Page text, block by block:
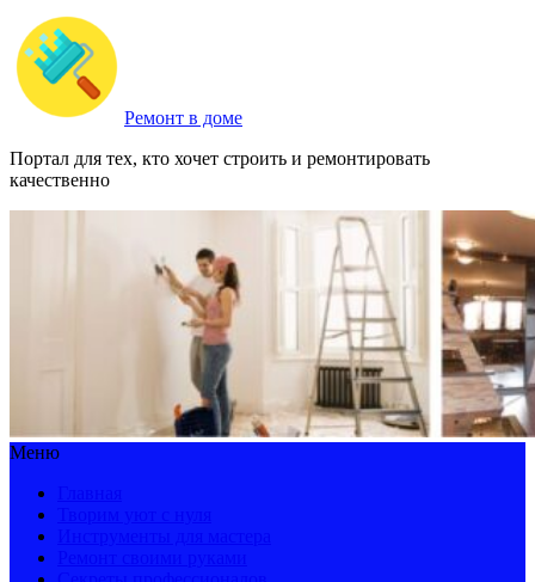
Ремонт в доме
Портал для тех, кто хочет строить и ремонтировать
качественно
Меню